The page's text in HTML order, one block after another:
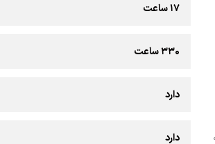
۱۷ ساعت
۳۳۰ ساعت
دارد
دارد